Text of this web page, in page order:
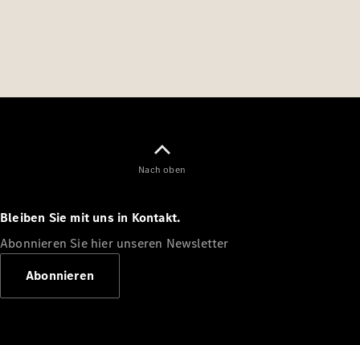
Nach oben
Bleiben Sie mit uns in Kontakt.
Abonnieren Sie hier unseren Newsletter
Abonnieren